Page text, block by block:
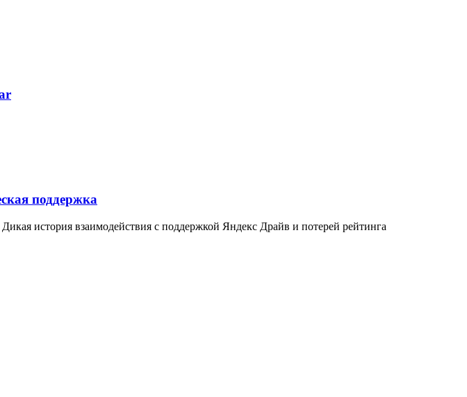
поддержка
история взаимодействия с поддержкой Яндекс Драйв и потерей рейтинга